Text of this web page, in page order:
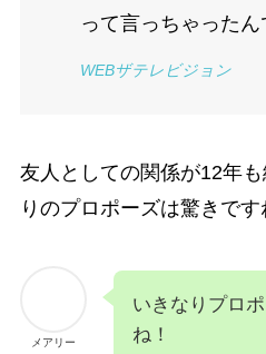
って言っちゃったん
WEBザテレビジョン
友人としての関係が12年
りのプロポーズは驚きです
メアリー
いきなりプロ
ね！